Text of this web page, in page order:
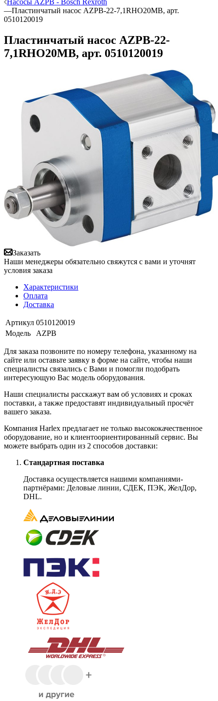
Насосы AZPB - Bosch Rexroth
—Пластинчатый насос AZPB-22-7,1RHO20MB, арт.
0510120019
Пластинчатый насос AZPB-22-
7,1RHO20MB, арт. 0510120019
Заказать
Наши менеджеры обязательно свяжутся с вами и уточнят
условия заказа
Характеристики
Оплата
Доставка
Артикул 0510120019
Модель
AZPB
Для заказа позвоните по номеру телефона, указанному на
сайте или оставьте заявку в форме на сайте, чтобы наши
специалисты связались с Вами и помогли подобрать
интересующую Вас модель оборудования.
Наши специалисты расскажут вам об условиях и сроках
поставки, а также предоставят индивидуальный просчёт
вашего заказа.
Компания Harlex предлагает не только высококачественное
оборудование, но и клиентоориентированный сервис. Вы
можете выбрать один из 2 способов доставки:
Стандартная поставка
Доставка осуществляется нашими компаниями-
партнёрами: Деловые линии, СДЕК, ПЭК, ЖелДор,
DHL.